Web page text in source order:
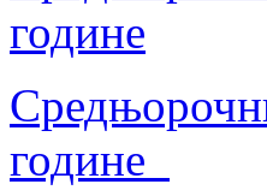
године
године